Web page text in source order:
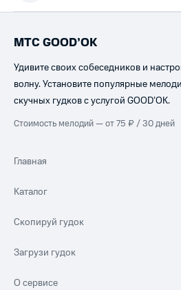
МТС GOOD’OK
Удивите своих собеседников и
волну. Установите популярные
скучных гудков с услугой GOOD’OK.
Стоимость мелодий — от 75 ₽ / 30 дней
Главная
Каталог
Скопируй гудок
Загрузи гудок
О сервисе